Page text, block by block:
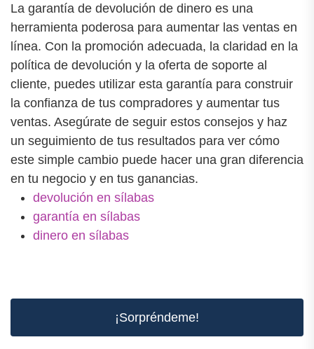
La garantía de devolución de dinero es una
herramienta poderosa para aumentar las ventas en
línea. Con la promoción adecuada, la claridad en la
política de devolución y la oferta de soporte al
cliente, puedes utilizar esta garantía para construir
la confianza de tus compradores y aumentar tus
ventas. Asegúrate de seguir estos consejos y haz
un seguimiento de tus resultados para ver cómo
este simple cambio puede hacer una gran diferencia
en tu negocio y en tus ganancias.
devolución en sílabas
garantía en sílabas
dinero en sílabas
¡Sorpréndeme!